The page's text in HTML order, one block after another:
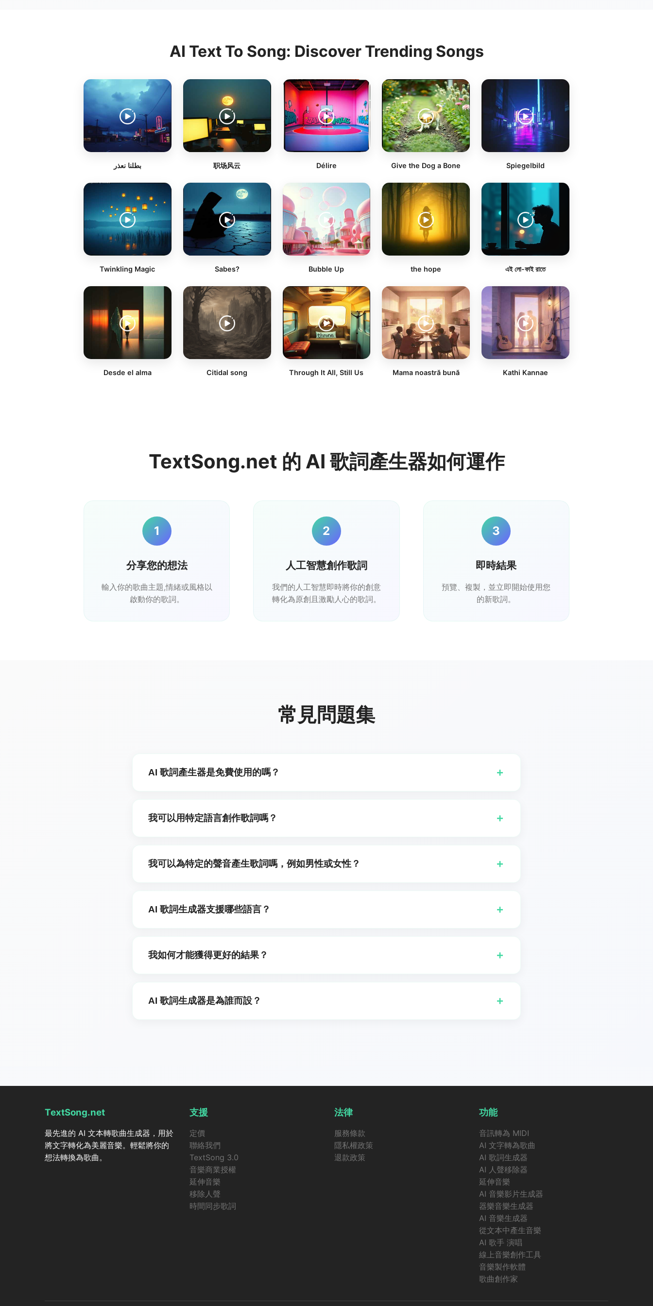
AI Text To Song: Discover Trending Songs
بطلنا نعذر 职场风云 Délire Give the Dog a Bone Spiegelbild
Twinkling Magic Sabes? Bubble Up the hope এই লো-ফাই রাতে
Desde el alma Citidal song Through It All, Still Us Mama noastră bună Kathi Kannae
TextSong.net 的 AI 歌詞產生器如何運作
1
分享您的想法
輸入你的歌曲主題,情緒或風格以
啟動你的歌詞。
2
人工智慧創作歌詞
我們的人工智慧即時將你的創意
轉化為原創且激勵人心的歌詞。
3
即時結果
預覽、複製，並立即開始使用您
的新歌詞。
常見問題集
AI 歌詞產生器是免費使用的嗎？ +
我可以用特定語言創作歌詞嗎？ +
我可以為特定的聲音產生歌詞嗎，例如男性或女性？ +
AI 歌詞生成器支援哪些語言？ +
威語、波蘭語、瑞典語、捷克語、愛沙尼亞語。歡迎隨意以您偏好的語言探索與創作。
我如何才能獲得更好的結果？ +
AI 歌詞生成器是為誰而設？ +
TextSong.net
最先進的 AI 文本轉歌曲生成器，用於
將文字轉化為美麗音樂。輕鬆將你的
想法轉換為歌曲。
支援
定價
聯絡我們
TextSong 3.0
音樂商業授權
延伸音樂
移除人聲
時間同步歌詞
法律
服務條款
隱私權政策
退款政策
功能
音訊轉為 MIDI
AI 文字轉為歌曲
AI 歌詞生成器
AI 人聲移除器
延伸音樂
AI 音樂影片生成器
器樂音樂生成器
AI 音樂生成器
從文本中產生音樂
AI 歌手 演唱
線上音樂創作工具
音樂製作軟體
歌曲創作家